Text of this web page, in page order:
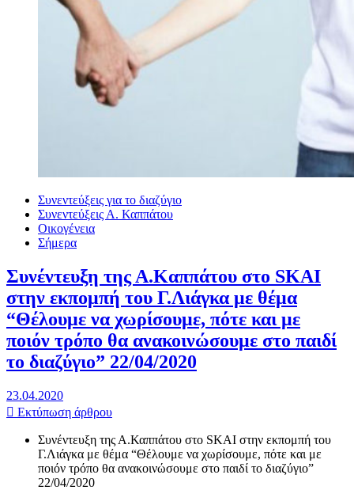
Συνεντεύξεις για το διαζύγιο
Συνεντεύξεις Α. Καππάτου
Οικογένεια
Σήμερα
Συνέντευξη της Α.Καππάτου στο SKAI
στην εκπομπή του Γ.Λιάγκα με θέμα
“Θέλουμε να χωρίσουμε, πότε και με
ποιόν τρόπο θα ανακοινώσουμε στο παιδί
το διαζύγιο” 22/04/2020
23.04.2020
Εκτύπωση άρθρου
Συνέντευξη της Α.Καππάτου στο SKAI στην εκπομπή του
Γ.Λιάγκα με θέμα “Θέλουμε να χωρίσουμε, πότε και με
ποιόν τρόπο θα ανακοινώσουμε στο παιδί το διαζύγιο”
22/04/2020